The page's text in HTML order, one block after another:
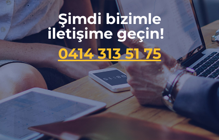
Şimdi bizimle
iletişime geçin!
0414 313 51 75